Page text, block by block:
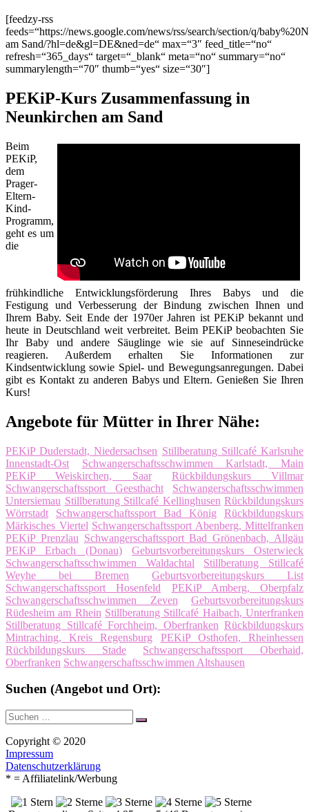
[feedzy-rss
feeds=“https://news.google.com/news/rss/search/section/q/
am Sand/?hl=de&gl=DE&ned=de“ max=“3″ feed_title=“no“
refresh=“365_days“ target=“_blank“ meta=“no“ summary=“no“
summarylength=“70″ thumb=“yes“ size=“30″]
PEKiP-Kurs Zusammenfassung in
Neunkirchen am Sand
Beim
PEKiP,
dem
Prager-
Eltern-
Kind-
Programm,
geht es um
die
frühkindliche Entwicklungsförderung Ihres Babys und die
Festigung und Verbesserung der Bindung zwischen Ihnen und
Ihrem Baby. Seit Ende der 1970er Jahren ist PEKiP bekannt und
heute in Deutschland weit verbreitet. Beim PEKiP beobachten Sie
Ihr Baby und andere Säuglinge wie sie auf Sinneseindrücke
reagieren. Außerdem erhalten Sie Informationen zur
Kindsentwicklung sowie Spiel- und Bewegungsanregungen. Dabei
gibt es Kontakt zu anderen Babys und Eltern. Genießen Sie Ihren
Kurs!
Angebote für Mütter in Ihrer Nähe:
PEKiP Duderstadt, Niedersachsen Stillberatung Stillcafé Karlsruhe
Innenstadt-Ost
Schwangerschaftsschwimmen Karlstadt, Main
PEKiP Weiskirchen, Saar
Rückbildungskurs Villmar
Schwangerschaftssport Geesthacht
Schwangerschaftsschwimmen
Untersiemau Stillberatung Stillcafé Kellinghusen Rückbildungskurs
Wörrstadt
Schwangerschaftssport Bad König
Rückbildungskurs
Märkisches Viertel Schwangerschaftssport Abenberg, Mittelfranken
PEKiP Prenzlau Schwangerschaftssport Bad Grönenbach, Allgäu
PEKiP Erbach (Donau)
Geburtsvorbereitungskurs Osterwieck
Schwangerschaftsschwimmen Waldachtal
Stillberatung Stillcafé
Weyhe bei Bremen
Geburtsvorbereitungskurs List
Schwangerschaftssport Hosenfeld
PEKiP Amberg, Oberpfalz
Schwangerschaftsschwimmen Zeven
Geburtsvorbereitungskurs
Rüdesheim am Rhein Stillberatung Stillcafé Haibach, Unterfranken
Stillberatung Stillcafé Forchheim, Oberfranken Rückbildungskurs
Mintraching, Kreis Regensburg
PEKiP Osthofen, Rheinhessen
Rückbildungskurs Stade
Schwangerschaftssport Oberhaid,
Oberfranken Schwangerschaftsschwimmen Altshausen
Suchen (Angebot und Ort):
Suche
nach:
Suchen
Copyright © 2020
Impressum
Datenschutzerklärung
* = Affiliatelink/Werbung